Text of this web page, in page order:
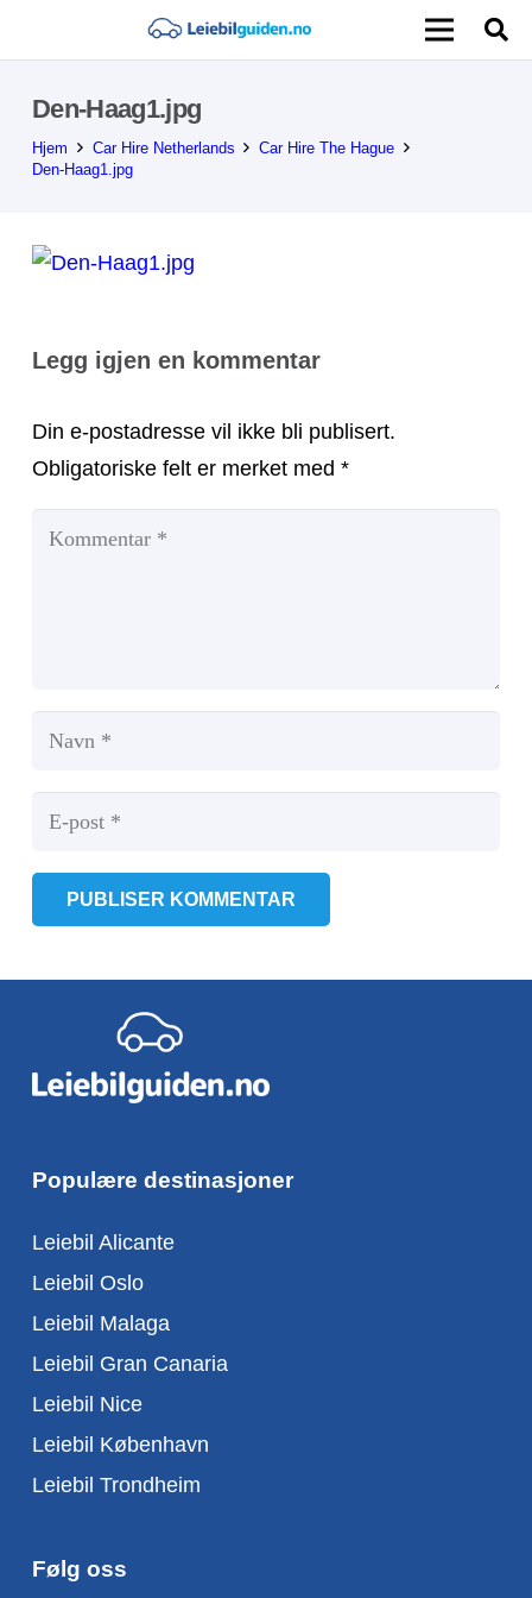
Den-Haag1.jpg
Hjem Car Hire Netherlands
Car Hire The Hague
Den-Haag1.jpg
Legg igjen en kommentar
Din e-postadresse vil ikke bli publisert.
Obligatoriske felt er merket med *
PUBLISER KOMMENTAR
Populære destinasjoner
Leiebil Alicante
Leiebil Oslo
Leiebil Malaga
Leiebil Gran Canaria
Leiebil Nice
Leiebil København
Leiebil Trondheim
Følg oss